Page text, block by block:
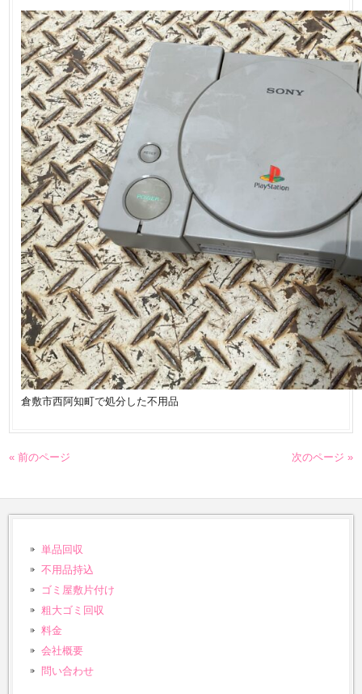
倉敷市西阿知町で処分した不用品
« 前のページ 次のページ »
単品回収
不用品持込
ゴミ屋敷片付け
粗大ゴミ回収
料金
会社概要
問い合わせ